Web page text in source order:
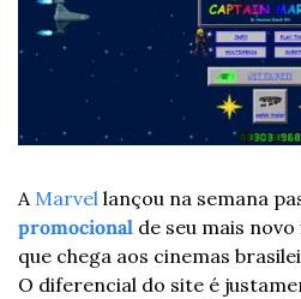
A Marvel lançou na semana
promocional de seu mais
que chega aos cinemas
O diferencial do site é